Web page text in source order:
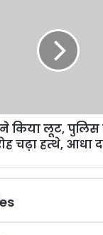
किया लूट,
चढ़ा हत्थे, आधा